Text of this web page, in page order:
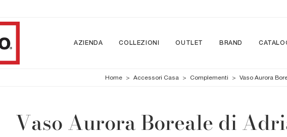
AZIENDA COLLEZIONI OUTLET BRAND
Home > Accessori Casa > Complementi > Vaso Aurora
Vaso Aurora Boreale di